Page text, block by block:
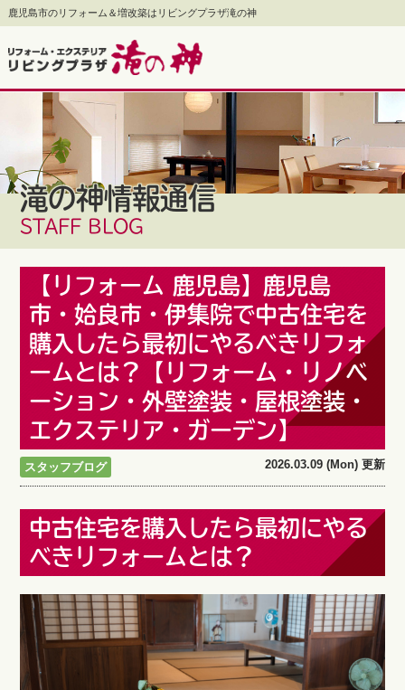
鹿児島市のリフォーム＆増改築はリビングプラザ滝の神
滝の神情報通信
STAFF BLOG
【リフォーム 鹿児島】鹿児島
市・姶良市・伊集院で中古住宅を
購入したら最初にやるべきリフォ
ームとは？【リフォーム・リノベ
ーション・外壁塗装・屋根塗装・
エクステリア・ガーデン】
スタッフブログ 2026.03.09 (Mon) 更新
中古住宅を購入したら最初にやる
べきリフォームとは？